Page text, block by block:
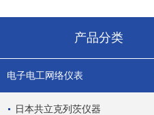
产品分类
电子电工网络仪表
日本共立克列茨仪器